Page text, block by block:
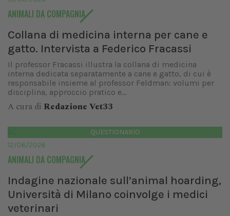
ANIMALI DA COMPAGNIA
Collana di medicina interna per cane e
gatto. Intervista a Federico Fracassi
Il professor Fracassi illustra la collana di medicina
interna dedicata separatamente a cane e gatto, di cui è
responsabile insieme al professor Feldman: volumi per
disciplina, approccio pratico e...
A cura di Redazione Vet33
QUESTIONARIO
12/06/2026
ANIMALI DA COMPAGNIA
Indagine nazionale sull’animal hoarding,
Università di Milano coinvolge i medici
veterinari